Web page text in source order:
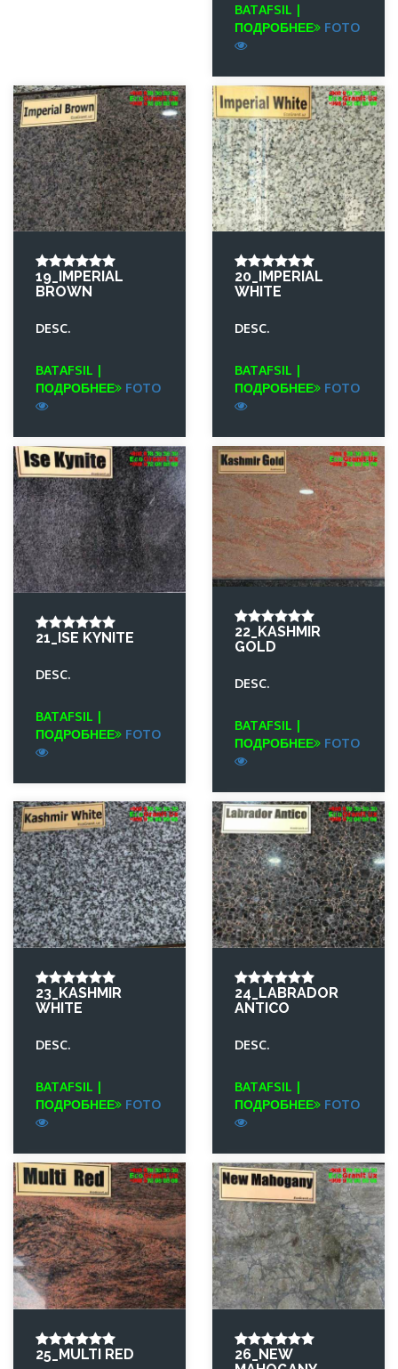
BATAFSIL |
ПОДРОБНЕЕ
FOTO
19_IMPERIAL
BROWN
DESC.
BATAFSIL |
ПОДРОБНЕЕ
FOTO
20_IMPERIAL
WHITE
DESC.
BATAFSIL |
ПОДРОБНЕЕ
FOTO
21_ISE KYNITE
DESC.
BATAFSIL |
ПОДРОБНЕЕ
FOTO
22_KASHMIR
GOLD
DESC.
BATAFSIL |
ПОДРОБНЕЕ
FOTO
23_KASHMIR
WHITE
DESC.
BATAFSIL |
ПОДРОБНЕЕ
FOTO
24_LABRADOR
ANTICO
DESC.
BATAFSIL |
ПОДРОБНЕЕ
FOTO
25_MULTI RED
26_NEW